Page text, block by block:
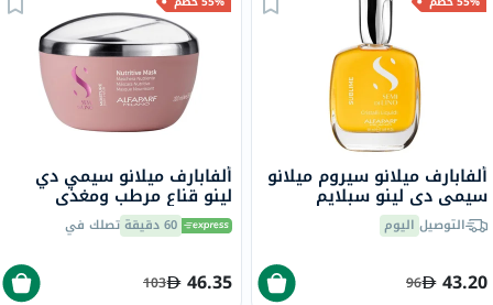
ألفابارف ميلانو سيروم ميلانو
سيمي دي لينو سبلايم
كريستالي ليكيدي للشعر مع
حماية حرارية 50 مل
التوصيل اليوم
43.20
96
ألفابارف ميلانو سيمي دي
لينو قناع مرطب ومغذي
للشعر الجاف، 200 مل
60 دقيقة تصلك في
46.35
103